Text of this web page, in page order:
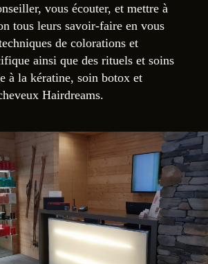
vous écouter, et mettre à
tous leurs savoir-faire en vous
de colorations et
ainsi que des rituels et soins
à la kératine, soin botox et
Hairdreams.